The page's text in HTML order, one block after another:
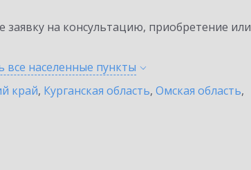
на консультацию, приобретение или
все населенные пункты
край, Курганская область, Омская область,